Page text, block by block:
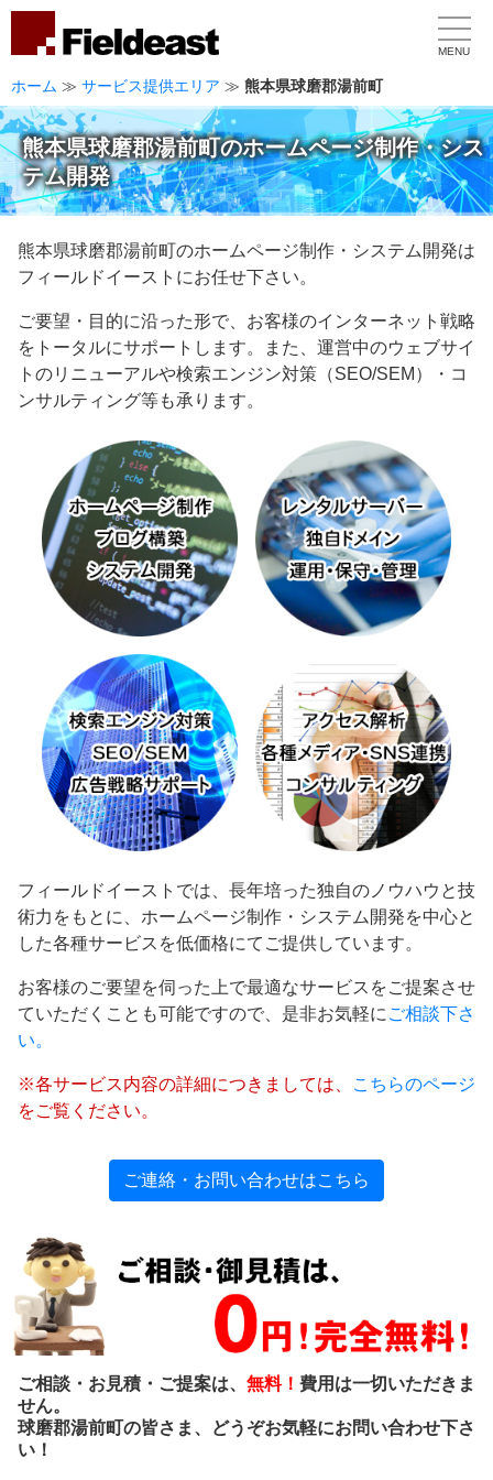
MENU
ホーム ≫ サービス提供エリア ≫ 熊本県球磨郡湯前町
熊本県球磨郡湯前町のホームページ制作・シス
テム開発
熊本県球磨郡湯前町のホームページ制作・システム開発は
フィールドイーストにお任せ下さい。
ご要望・目的に沿った形で、お客様のインターネット戦略
をトータルにサポートします。また、運営中のウェブサイ
トのリニューアルや検索エンジン対策（SEO/SEM）・コ
ンサルティング等も承ります。
フィールドイーストでは、長年培った独自のノウハウと技
術力をもとに、ホームページ制作・システム開発を中心と
した各種サービスを低価格にてご提供しています。
お客様のご要望を伺った上で最適なサービスをご提案させ
ていただくことも可能ですので、是非お気軽に ご相談下さ
い。
※各サービス内容の詳細につきましては、
こちらのページ
をご覧ください。
ご連絡・お問い合わせはこちら
ご相談・お見積・ご提案は、 無料！ 費用は一切いただきま
せん。
球磨郡湯前町の皆さま、どうぞお気軽にお問い合わせ下さ
い！